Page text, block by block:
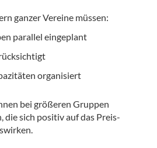
ganzer Vereine müssen:
parallel eingeplant
organisiert
bei größeren Gruppen
die sich positiv auf das Preis-